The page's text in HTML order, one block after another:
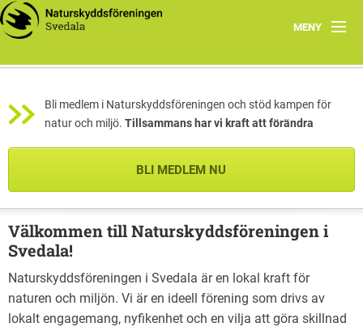
MENY
Årets Program
Föreningen
Smultronställen
Bli medlem i Naturskyddsföreningen och stöd kampen för
natur och miljö. Tillsammans har vi kraft att förändra
BLI MEDLEM NU
Välkommen till Naturskyddsföreningen i
Svedala!
Naturskyddsföreningen i Svedala är en lokal kraft för
naturen och miljön. Vi är en ideell förening som drivs av
lokalt engagemang, nyfikenhet och en vilja att göra skillnad